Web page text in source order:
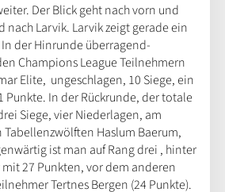
Der Blick geht nach vorn und
nach Larvik. Larvik zeigt gerade ein
der Hinrunde überragend-
Champions League Teilnehmern
Elite, ungeschlagen, 10 Siege, ein
Punkte. In der Rückrunde, der totale
Siege, vier Niederlagen, am
Haslum Baerum,
ist man auf Rang drei , hinter
27 Punkten, vor dem anderen
Tertnes Bergen (24 Punkte).